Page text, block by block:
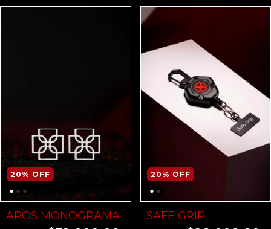
20 % OFF
AROS MONOGRAMA
20 % OFF
SAFE GRIP